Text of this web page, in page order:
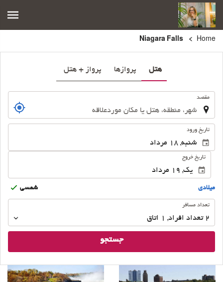
Home
هتل پروازها پرواز + هتل
مقصد
تاریخ ورود
تاریخ خروج
ميلادى شمسى
تعداد
تعداد مسافر
2 تعداد افراد ,
1 اتاق
جستجو